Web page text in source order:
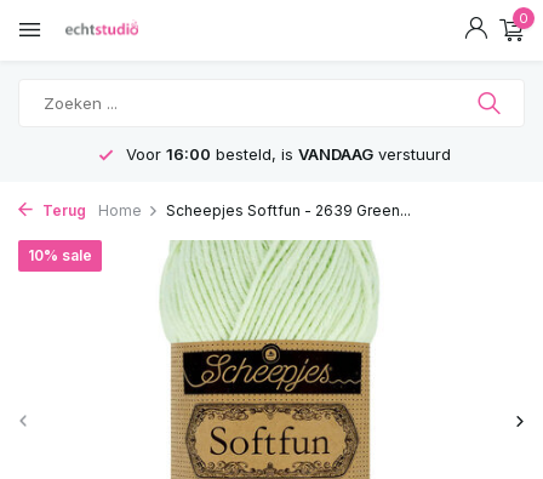
0
Voor 16:00 besteld, is VANDAAGverstuurd
Terug Home Scheepjes Softfun - 2639 Green...
10% sale